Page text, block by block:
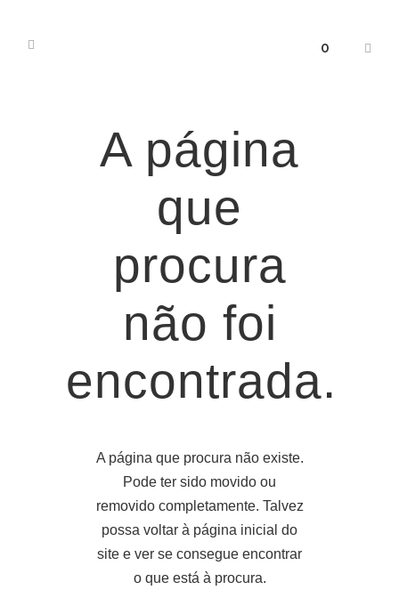
0
A página
que
procura
não foi
encontrada.
A página que procura não existe.
Pode ter sido movido ou
removido completamente. Talvez
possa voltar à página inicial do
site e ver se consegue encontrar
o que está à procura.